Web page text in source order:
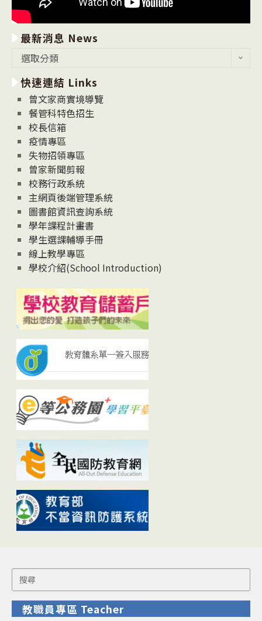
最新消息 News
消
息
News
選取分類
快速連結 Links
曾文家商實境導覽
餐管科特色招生
校長信箱
疫情專區
失物招領專區
曾家新聞剪報
校務行政系統
主網頁後端管理系統
圖書館資訊查詢系統
學年課程計畫書
學生選課輔導手冊
線上教學專區
學校介紹(School Introduction)
Search
for:
教職員專區 Teacher